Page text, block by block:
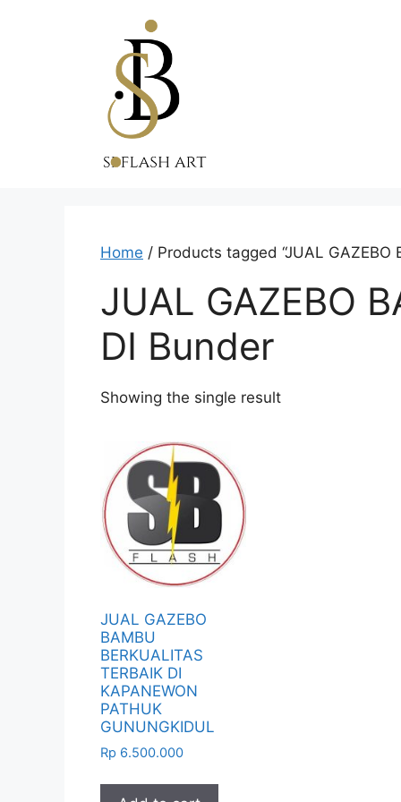
Home / Products tagged “JUAL GAZEBO
JUAL GAZEBO
DI Bunder
Showing the single result
JUAL GAZEBO
BAMBU
BERKUALITAS
TERBAIK DI
KAPANEWON
PATHUK
GUNUNGKIDUL
Rp 6.500.000